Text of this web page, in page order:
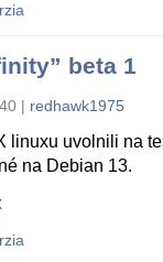
beta 1
| redhawk1975
linuxu uvolnili na
na Debian 13.